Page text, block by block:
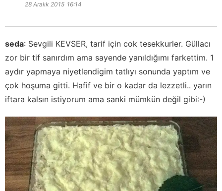
28 Aralık 2015 16:14
seda: Sevgili KEVSER, tarif için cok tesekkurler. Güllacı
zor bir tif sanırdım ama sayende yanıldığımı farkettim. 1
aydır yapmaya niyetlendigim tatlıyı sonunda yaptım ve
çok hoşuma gitti. Hafif ve bir o kadar da lezzetli.. yarın
iftara kalsın istiyorum ama sanki mümkün değil gibi:-)